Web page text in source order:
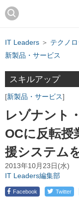
IT Leaders ＞ テクノ
新製品・サービス
スキルアップ
新製品・サービス
レゾナント
OCに反転授
援システム
2013年10月23日(水)
IT Leaders編集部
Facebook Twitter